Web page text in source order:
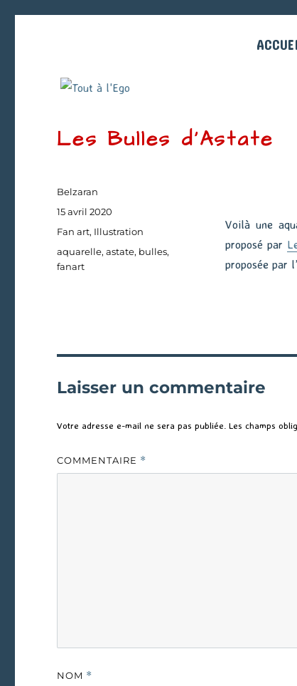
Les Bulles d’Astate
Voilà une
proposé par
proposée par
Auteur
Belzaran
Publié
le
15 avril 2020
Catégories
Fan art, Illustration
Étiquettes
aquarelle,astate, bulles,
fanart
Laisser un commentaire
Votre adresse e-mail ne sera pas publiée. Les champs
COMMENTAIRE *
NOM *